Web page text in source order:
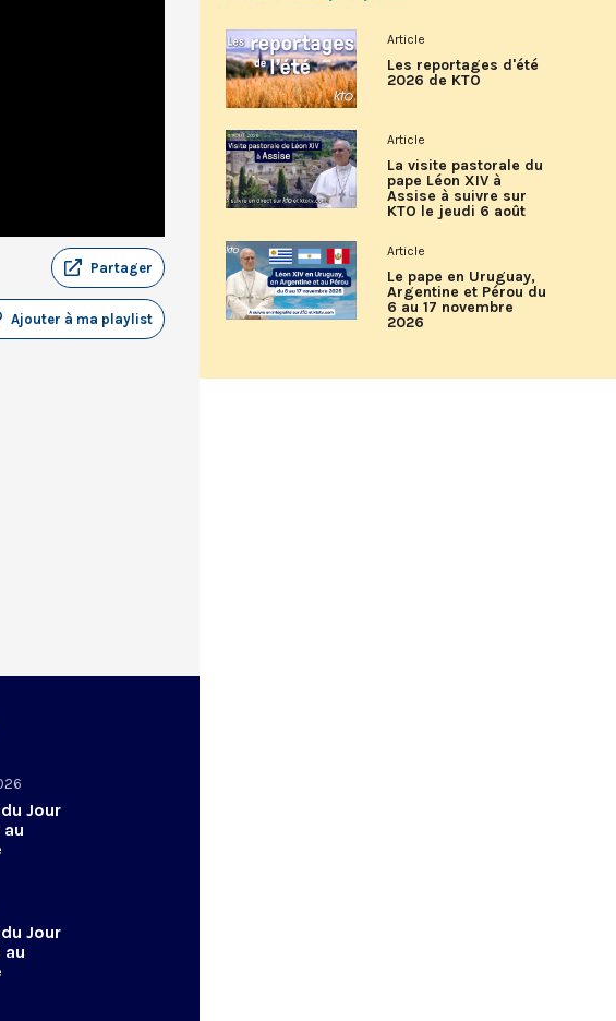
Partager
Ajouter à ma playlist
Jour
Jour
Article
Les reportages d'été
2026 de KTO
Article
La visite pastorale du
pape Léon XIV à
Assise à suivre sur
KTO le jeudi 6 août
Article
Le pape en Uruguay,
Argentine et Pérou du
6 au 17 novembre
2026